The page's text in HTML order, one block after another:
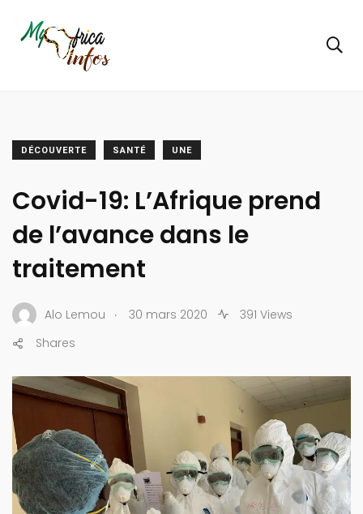
DÉCOUVERTE SANTÉ UNE
Covid-19: L’Afrique prend
de l’avance dans le
traitement
Alo Lemou . 30 mars 2020
391 Views
Shares